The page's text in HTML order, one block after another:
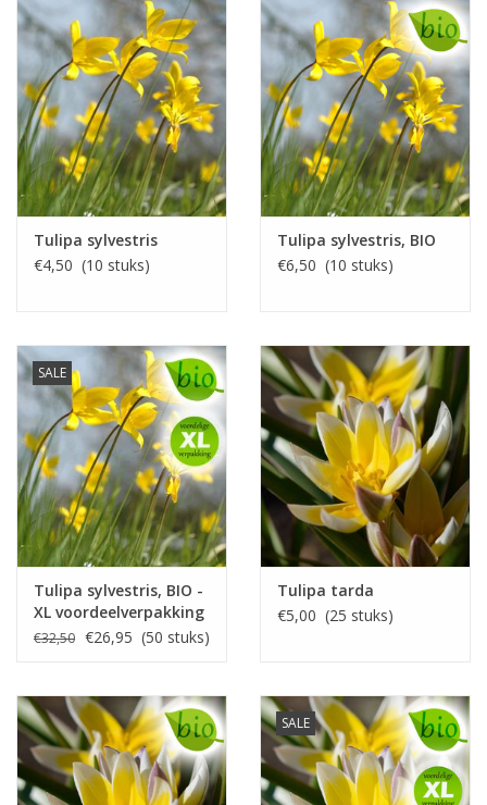
Tulipa sylvestris
€4,50 (10 stuks)
Tulipa sylvestris, BIO
€6,50 (10 stuks)
SALE
Tulipa sylvestris, BIO -
XL voordeelverpakking
€32,50 €26,95 (50 stuks)
Tulipa tarda
€5,00 (25 stuks)
SALE